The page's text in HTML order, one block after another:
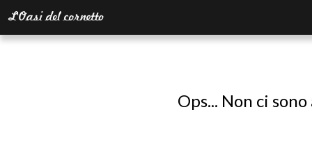
Ops... Non ci